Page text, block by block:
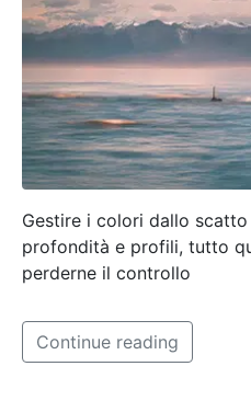
Gestire i colori dallo
profondità e profili, tutto
perderne il controllo
Continue reading